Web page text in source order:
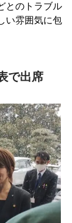
とのトラブル
い雰囲気に包
で出席